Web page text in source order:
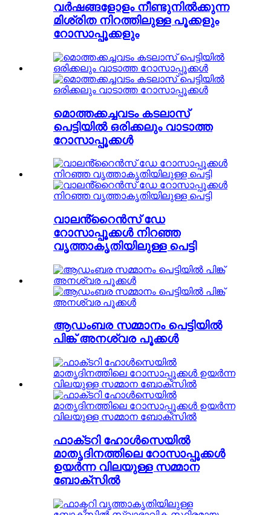
വർഷങ്ങളോളം നീണ്ടുനിൽക്കുന്ന
മിശ്രിത നിറത്തിലുള്ള പൂക്കളും
റോസാപ്പൂക്കളും
മൊത്തക്കച്ചവടം കടലാസ്
പെട്ടിയിൽ ഒരിക്കലും വാടാത്ത
റോസാപ്പൂക്കൾ
വാലൻ്റൈൻസ് ഡേ
റോസാപ്പൂക്കൾ നിറഞ്ഞ
വൃത്താകൃതിയിലുള്ള പെട്ടി
ആഡംബര സമ്മാനം പെട്ടിയിൽ
പിങ്ക് അനശ്വര പൂക്കൾ
ഫാക്‌ടറി ഹോൾസെയിൽ
മാതൃദിനത്തിലെ റോസാപ്പൂക്കൾ
ഉയർന്ന വിലയുള്ള സമ്മാന
ബോക്‌സിൽ